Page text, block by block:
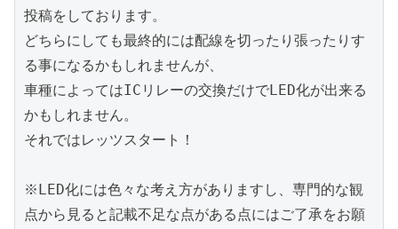
投稿をしております。
どちらにしても最終的には配線を切ったり張ったりす
る事になるかもしれませんが、
車種によってはICリレーの交換だけでLED化が出来る
かもしれません。
それではレッツスタート！
※LED化には色々な考え方がありますし、専門的な観
点から見ると記載不足な点がある点にはご了承をお願